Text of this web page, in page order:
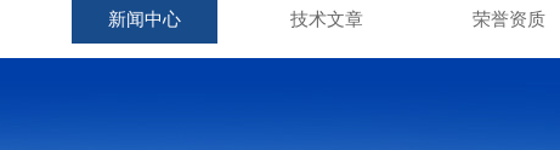
新闻中心 技术文章 荣誉资质